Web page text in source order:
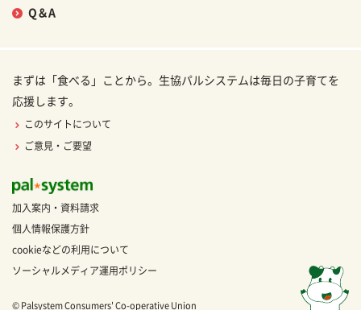
Q＆A
まずは「食べる」ことから。生協パルシステムは毎日の子育てを
応援します。
このサイトについて
ご意見・ご要望
加入案内・資料請求
個人情報保護方針
cookieなどの利用について
ソーシャルメディア運用ポリシー
© Palsystem Consumers' Co-operative Union